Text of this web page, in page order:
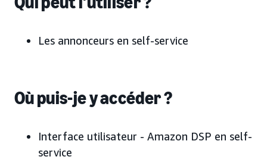
Les annonceurs en self-service
Où puis-je y accéder ?
Interface utilisateur - Amazon DSP en self-
service